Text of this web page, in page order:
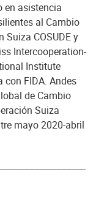
en asistencia
al Cambio
COSUDE y
Intercooperation-
Institute
con FIDA. Andes
de Cambio
Suiza
mayo 2020-abril